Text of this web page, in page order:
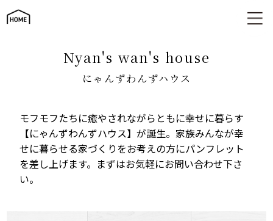
にゃんずわんずハウス
nyan's wan's house
にゃんずわんずハウス
モフモフたちに癒やされながらともに幸せに暮らす
【にゃんずわんずハウス】が誕生。家族みんなが幸
せに暮らせる家づくりをお考えの方にパンフレット
を差し上げます。まずはお気軽にお問い合わせ下さ
い。